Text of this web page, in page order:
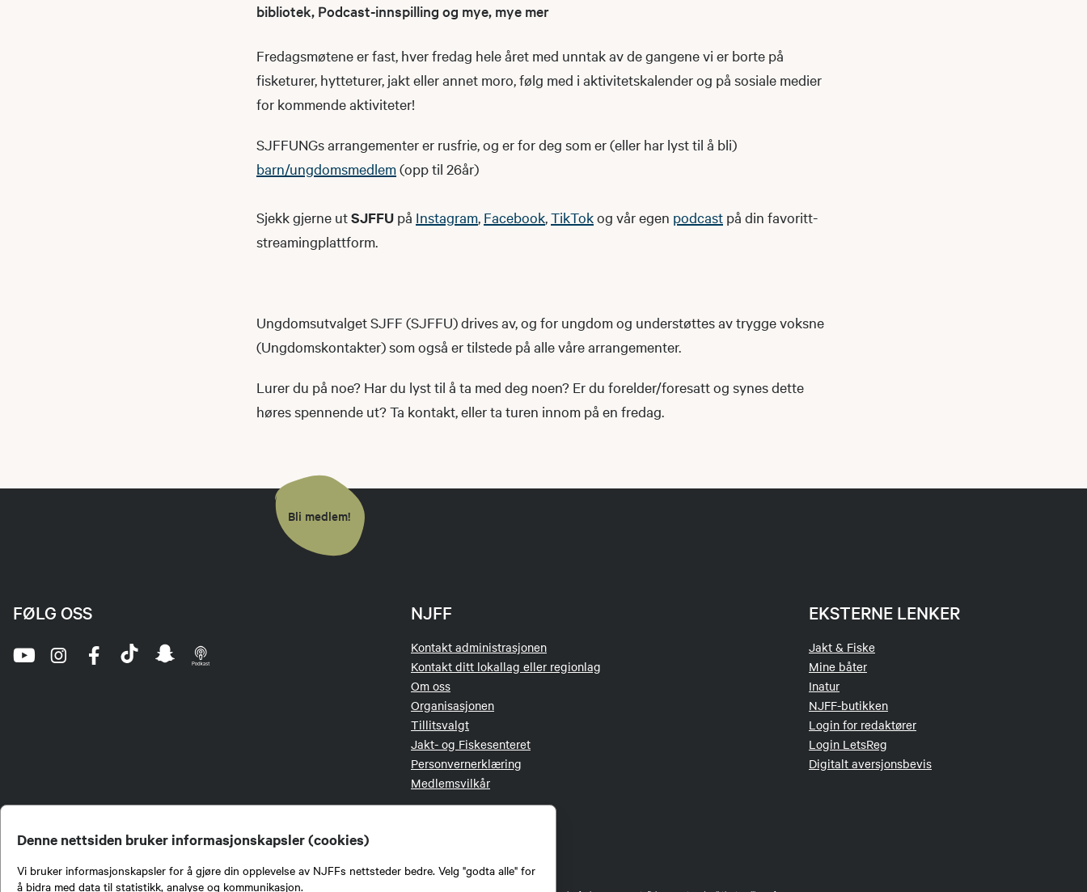
Denne nettsiden bruker informasjonskapsler (cookies)
Vi bruker informasjonskapsler for å gjøre din opplevelse av NJFFs nettsteder bedre. Velg "godta alle" for
å bidra med data til statistikk, analyse og kommunikasjon.
bibliotek, Podcast-innspilling og mye, mye mer
Fredagsmøtene er fast, hver fredag hele året med unntak av de gangene vi er borte på
fisketurer, hytteturer, jakt eller annet moro, følg med i aktivitetskalender og på sosiale medier
for kommende aktiviteter!
SJFFUNGs arrangementer er rusfrie, og er for deg som er (eller har lyst til å bli)
barn/ungdomsmedlem(opp til 26år)
Sjekk gjerne utSJFFU på Instagram, Facebook,TikTokog vår egen podcast på din favoritt-
streamingplattform.
Ungdomsutvalget SJFF (SJFFU) drives av, og for ungdom og understøttes av trygge voksne
(Ungdomskontakter) som også er tilstede på alle våre arrangementer.
Lurer du på noe? Har du lyst til å ta med deg noen? Er du forelder/foresatt og synes dette
høres spennende ut? Ta kontakt, eller ta turen innom på en fredag.
Bli medlem!
NJFF
Kontakt administrasjonen
Kontakt ditt lokallag eller regionlag
Om oss
Organisasjonen
Tillitsvalgt
Jakt- og Fiskesenteret
Personvernerklæring
Medlemsvilkår
EKSTERNE LENKER
Jakt & Fiske
Mine båter
Inatur
NJFF-butikken
Login for redaktører
Login LetsReg
Digitalt aversjonsbevis
FØLG OSS